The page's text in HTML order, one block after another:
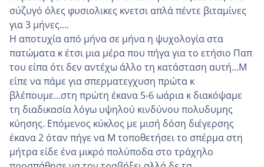
σύζυγό όλες φυσιολικες κνετσι απλά πέντε βιταμίνες
για 3 μήνες....
Η αποτυχία από μήνα σε μήνα η ψυχολογία στα
πατώματα κ έτσι μια μέρα που πήγα για το ετήσιο Παπ
του είπα ότι δεν αντέχω άλλο τη κατάσταση αυτή...Μ
είπε να πάμε για σπερματεγχυση πρώτα κ
βλέπουμε...στη πρώτη έκανα 5-6 ωάρια κ διακόψαμε
τη διαδικασία λόγω υψηλού κινδύνου πολυδυμης
κύησης. Επόμενος κύκλος με μισή δόση διέγερσης
έκανα 2 όταν πήγε να Μ τοποθετήσει το σπέρμα στη
μήτρα είδε ένα μικρό πολύποδα στο τράχηλο